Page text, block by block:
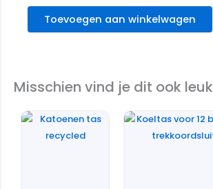
Toevoegen aan winkelwagen
Misschien vind je dit ook leuk